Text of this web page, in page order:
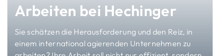
Arbeiten bei Hechinger
Sie schätzen die Herausforderung und den Reiz, in
einem international agierenden Unternehmen zu